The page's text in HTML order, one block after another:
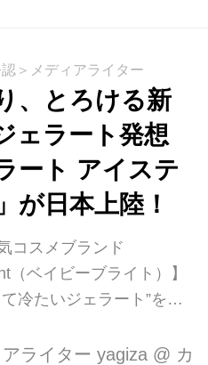
キホーテ（一部店舗除
展開予定です。
＞メディアライター
、とろける新
ェラート発想
ート アイステ
が日本上陸！
コスメブランド
（ベイビーブライト）】
冷たいジェラート”をイ
感覚ティントリップ「ジ
スティント」 が登場！
アライター yagiza @ カ